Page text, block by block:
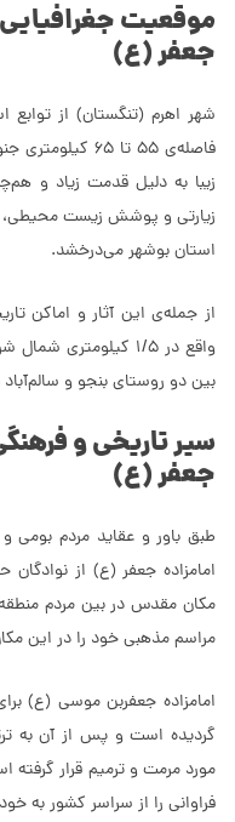
موقعیت جغرافیایی
جعفر (ع)
شهر اهرم (تنگستان) از
فاصله‌ی 55 تا
زیبا به دلیل قدمت زیاد و
زیارتی و پوشش زیست محیطی،
استان بوشهر می‌درخشد.
از جمله‌ی این آثار ‌و اماکن
واقع در 1/5 کیلومتری
بین دو روستای بنجو و
سیر تاریخی و
جعفر (ع)
طبق باور و عقاید مردم
امامزاده جعفر (ع) از
مکان مقدس در بین مردم
مراسم مذهبی خود را در این
مورد مرمت و ترمیم قرار
فراوانی را از سراسر کشور به